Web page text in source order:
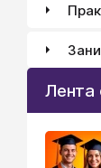
Лента